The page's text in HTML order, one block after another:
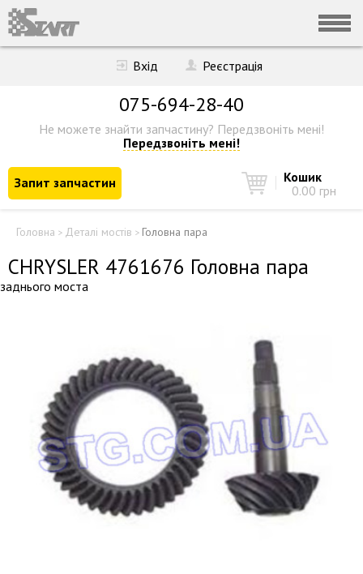
Вхід Реєстрація
075-694-28-40
Не можете знайти запчастину? Передзвоніть мені!
Передзвоніть мені!
Запит запчастин
Кошик
0.00 грн
Головна > Деталі мостів > Головна пара
CHRYSLER 4761676 Головна пара
заднього моста